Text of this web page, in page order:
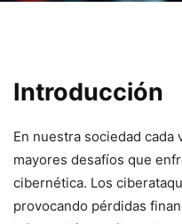
Introducción
En nuestra sociedad cada
mayores desafíos⁣ que
cibernética.‌ Los
provocando pérdidas